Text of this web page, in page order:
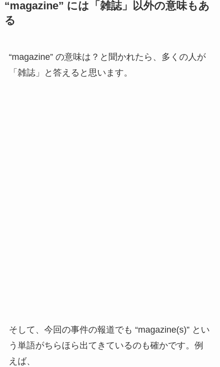
“magazine” には「雑誌」以外の意味もあ
る
“magazine” の意味は？と聞かれたら、多くの人が
「雑誌」と答えると思います。
そして、今回の事件の報道でも “magazine(s)” とい
う単語がちらほら出てきているのも確かです。例
えば、